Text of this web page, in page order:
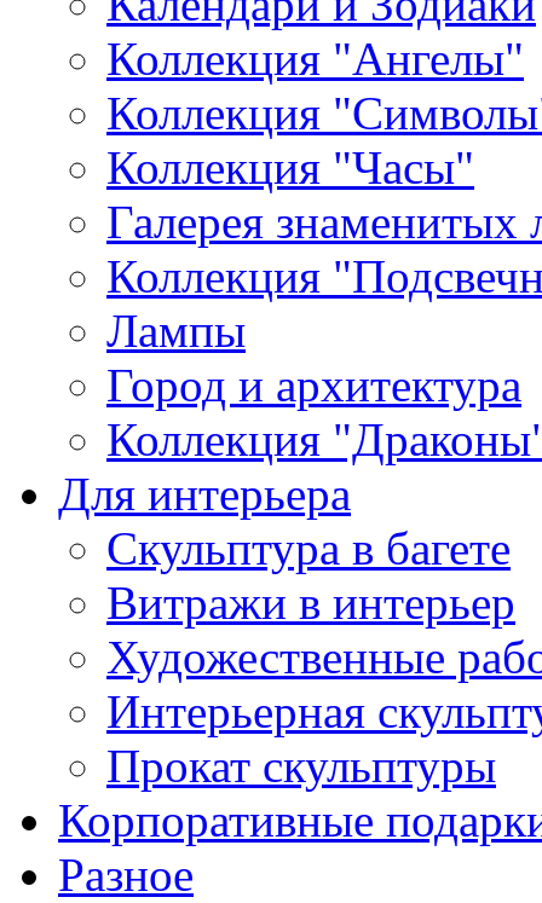
Коллекция "Ангелы"
Коллекция
Коллекция "Часы"
Галерея знаменитых
Коллекция
Лампы
Город и архитектура
Коллекция
Для интерьера
Скульптура в багете
Витражи в интерьер
Художественные
Интерьерная
Прокат скульптуры
Корпоративные
Разное